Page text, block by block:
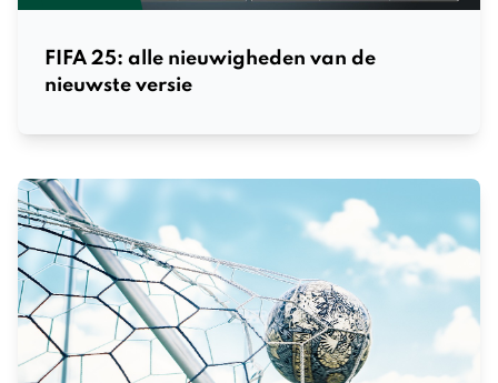
FIFA 25: alle nieuwigheden van de
nieuwste versie